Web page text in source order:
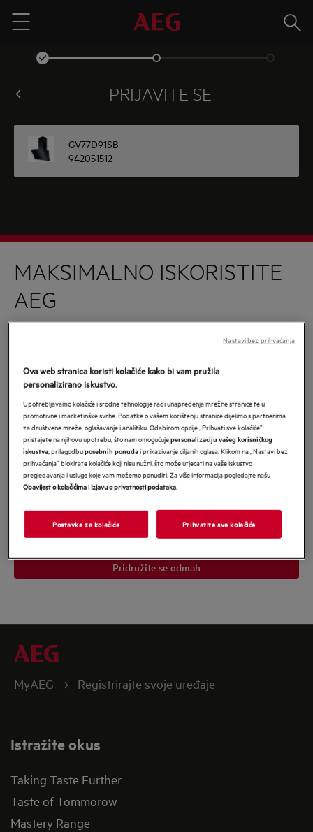
Menu
Traži
PRIJAVITE SE
GV77D91SB
942051512
MAKSIMALNO ISKORISTITE
AEG
*Obavezno
Upišite
svoju
e-
mail
adresu
Pristajem na primanje personaliziranog marketinškog sadržaja
Electrolux grupeputem e-pošte, telefona, SMS-a i pošte. Pristajem i da
se moji osobni podaci dijele s mrežama trećih strana i koriste za
mrežama. U svakom trenutku mogu povući svoju suglasnost.
Potvrđujem da imam 18 ili više godina. Za više informacija pročitajte
Obavijest o zaštiti podataka
Pridružite se odmah
MyAEG Registrirajte svoje uređaje
Istražite okus
Taking Taste Further
Taste of Tommorow
Mastery Range
Ova web stranica koristi kolačiće kako bi vam pružila
personalizirano iskustvo.
Upotrebljavamo kolačiće i srodne tehnologije radi unapređenja mrežne stranice te u
promotivne i marketinške svrhe. Podatke o vašem korištenju stranice dijelimo s partnerima
za društvene mreže, oglašavanje i analitiku. Odabirom opcije „Prihvati sve kolačiće”
pristajete na njihovu upotrebu, što nam omogućujepersonalizaciju vašeg korisničkog
iskustva, prilagodbuposebnih ponudai prikazivanje ciljanih oglasa. Klikom na „Nastavi bez
prihvaćanja” blokirate kolačiće koji nisu nužni, što može utjecati na vaše iskustvo
pregledavanja i usluge koje vam možemo ponuditi. Za više informacija pogledajte našu
Obavijest o kolačićimaiIzjavu o privatnosti podataka.
Postavke za kolačiće Prihvatite sve kolačiće
Nastavi bez prihvaćanja